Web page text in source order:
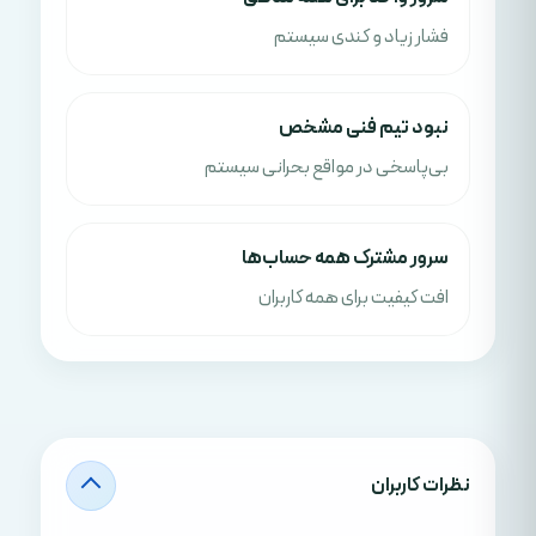
فشار زیاد و کندی سیستم
نبود تیم فنی مشخص
بی‌پاسخی در مواقع بحرانی سیستم
سرور مشترک همه حساب‌ها
افت کیفیت برای همه کاربران
نظرات کاربران